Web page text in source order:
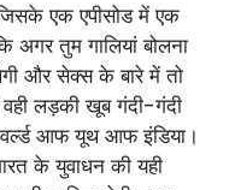
एक एपीसोड में एक
अगर तुम गालियां बोलना
और सेक्स के बारे में तो
लड़की खूब गंदी-गंदी
आफ यूथ आफ इंडिया।
के युवाधन की यही